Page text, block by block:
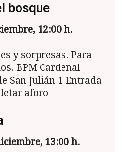
bosque
12:00 h.
y sorpresas. Para
BPM Cardenal
San Julián 1 Entrada
aforo
13:00 h.